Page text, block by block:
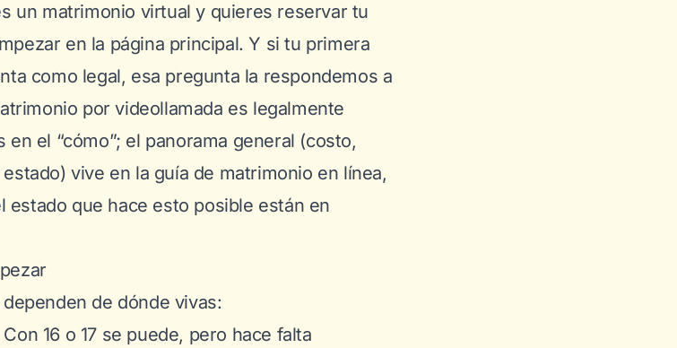
un matrimonio virtual y quieres reservar tu
en la página principal. Y si tu primera
como legal, esa pregunta la respondemos a
por videollamada es legalmente
el “cómo”; el panorama general (costo,
vive en la guía de matrimonio en línea,
que hace esto posible están en
de dónde vivas:
Con 16 o 17 se puede, pero hace falta